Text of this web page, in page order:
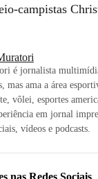
campistas
é jornalista
mas ama a área
vôlei, esportes
em jornal
vídeos e podcasts.
nas Redes Sociais